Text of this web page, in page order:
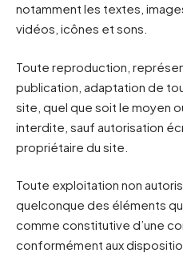
notamment les textes,
vidéos, icônes et sons.
Toute reproduction,
publication, adaptation de
site, quel que soit le moyen
interdite, sauf autorisation
propriétaire du site.
Toute exploitation non
quelconque des éléments
comme constitutive d’une
conformément aux